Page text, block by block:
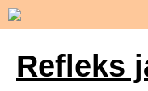
Refleks